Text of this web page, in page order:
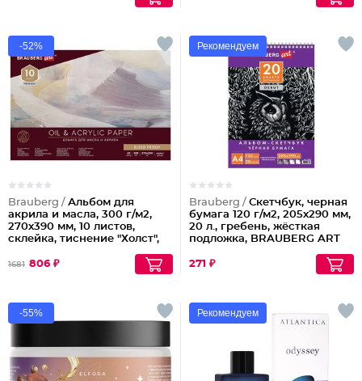
-52%
Brauberg / Альбом для
акрила и масла, 300 г/м2,
270х390 мм, 10 листов,
склейка, тиснение "Холст",
113268
1681 806 ₽
Рекомендуем
Brauberg / Скетчбук, черная
бумага 120 г/м2, 205х290 мм,
20 л., гребень, жёсткая
подложка, BRAUBERG ART
Партия по 2шт
271 ₽
-55% Рекомендуем